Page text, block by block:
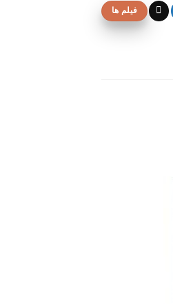
فیلم ها